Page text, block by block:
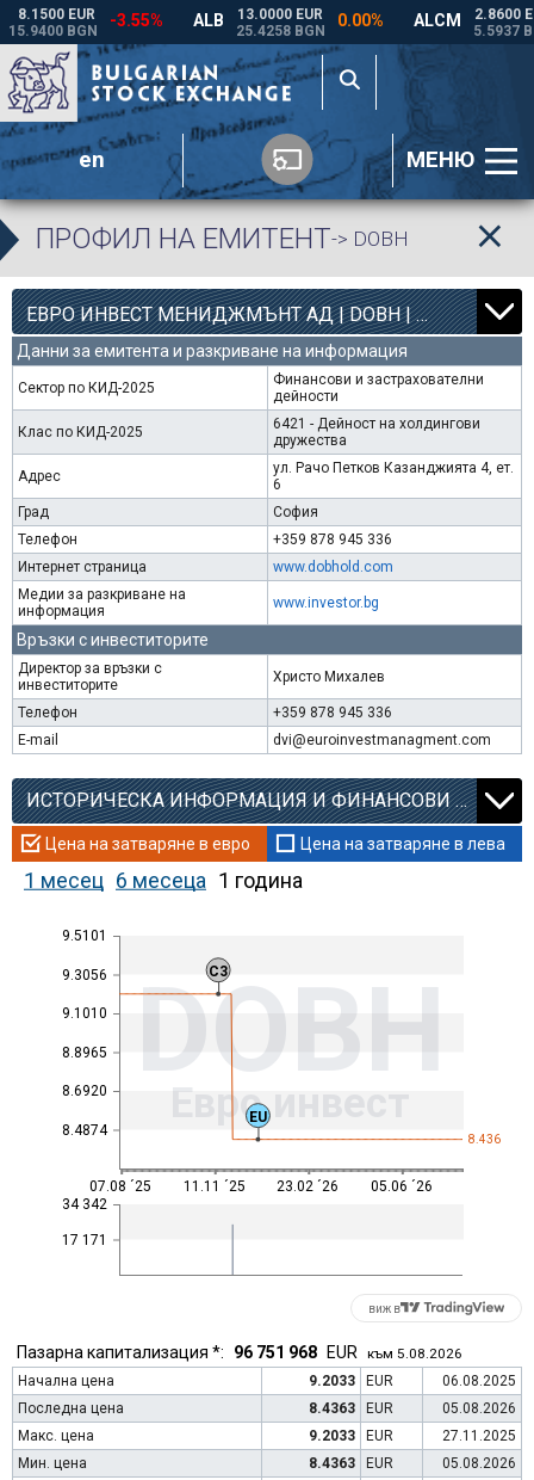
en МЕНЮ
ПРОФИЛ НА ЕМИТЕНТ-> DOBH
ЕВРО ИНВЕСТ МЕНИДЖМЪНТ АД | DOBH |8 4363
0.00%
Данни за емитента и разкриване на информация
Сектор по КИД-2025
Финансови и застрахователни
дейности
Клас по КИД-2025
6421 - Дейност на холдингови
дружества
Адрес
ул. Рачо Петков Казанджията 4, ет.
6
Град
София
Телефон
+359 878 945 336
Интернет страница
www.dobhold.com
Медии за разкриване на
информация
www.investor.bg
Връзки с инвеститорите
Директор за връзки с
инвеститорите
Христо Михалев
Телефон
+359 878 945 336
E-mail
dvi@euroinvestmanagment.com
ИСТОРИЧЕСКА ИНФОРМАЦИЯ И ФИНАНСОВИ КОЕФИЦИЕНТИ
Цена на затваряне в евро Цена на затваряне в лева
1 месец 6 месеца 1 година
8.4874
8.6920
8.8965
9.1010
9.3056
9.5101
DOBH
Евро инвест
17 171
34 342
8.436
07.08 ´25 11.11 ´25 23.02 ´26 05.06 ´26
C3
EU
виж в
Пазарна капитализация *: 96 751 968 EUR към 5.08.2026
Начална цена
9.2033 EUR
06.08.2025
Последна цена
8.4363 EUR
05.08.2026
Макс. цена
9.2033 EUR
27.11.2025
Мин. цена
8.4363 EUR
05.08.2026